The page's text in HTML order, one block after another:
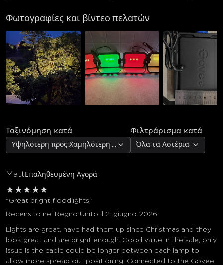
Φωτογραφίες και βίντεο πελατών
Ταξινόμηση κατά
Υψηλότερη προς Χαμηλότερη Αξιολόγηση
Φιλτράρισμα κατά
Όλα τα Αστέρια
Matt Επαληθευμένη Αγορά
★ ★ ★ ★ ★
"Great bright floodlights"
Recensito nel Regno Unito il 21 giugno 2026
Lights are great, have had them up since Christmas and they
look great and are bright enough. Good value in the sale, only
issue is the cable could be longer between each lamp to
allow more spread out positioning. Connected to the Govee